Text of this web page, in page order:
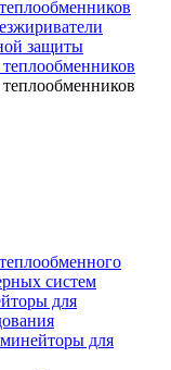
защиты
систем
для
для